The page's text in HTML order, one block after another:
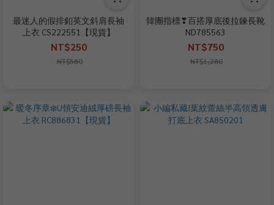
最迷人的假排釦英文斜肩長袖
上衣 CS222551【現貨】
NT$250
NT$580
韓團指標❣百搭厚底後拉鍊長靴
ND785563
NT$750
NT$1,280